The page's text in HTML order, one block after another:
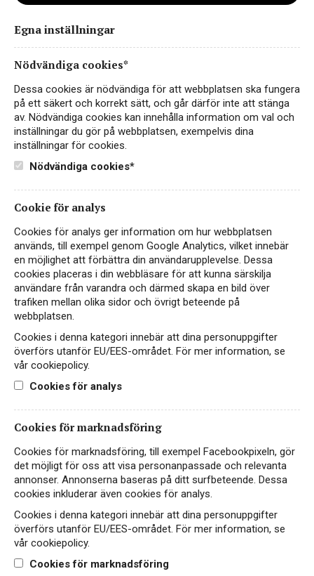
Alessandria. Området Monferrato har en lång
vintradition som går tillbaka till romartiden, och
världsarvslista för sina historiska vingårdar.
NYHET
Calissano Monferrato
RÖTT VIN
ITALIEN, PIEMONTE, MONFERRATO DOC
Fruktigt och bärigt rött vin från Monferrato i
Piemonte gjord på den populära druvan Barbera.
99 kr
Egna inställningar
Nödvändiga cookies*
Dessa cookies är nödvändiga för att webbplatsen ska fungera
på ett säkert och korrekt sätt, och går därför inte att stänga
av. Nödvändiga cookies kan innehålla information om val och
inställningar du gör på webbplatsen, exempelvis dina
inställningar för cookies.
Nödvändiga cookies*
Cookie för analys
Cookies för analys ger information om hur webbplatsen
används, till exempel genom Google Analytics, vilket innebär
en möjlighet att förbättra din användarupplevelse. Dessa
cookies placeras i din webbläsare för att kunna särskilja
användare från varandra och därmed skapa en bild över
trafiken mellan olika sidor och övrigt beteende på
webbplatsen.
Cookies i denna kategori innebär att dina personuppgifter
överförs utanför EU/EES-området. För mer information, se
vår cookiepolicy.
Cookies för analys
Cookies för marknadsföring
Cookies för marknadsföring, till exempel Facebookpixeln, gör
det möjligt för oss att visa personanpassade och relevanta
annonser. Annonserna baseras på ditt surfbeteende. Dessa
cookies inkluderar även cookies för analys.
Cookies i denna kategori innebär att dina personuppgifter
överförs utanför EU/EES-området. För mer information, se
vår cookiepolicy.
Cookies för marknadsföring